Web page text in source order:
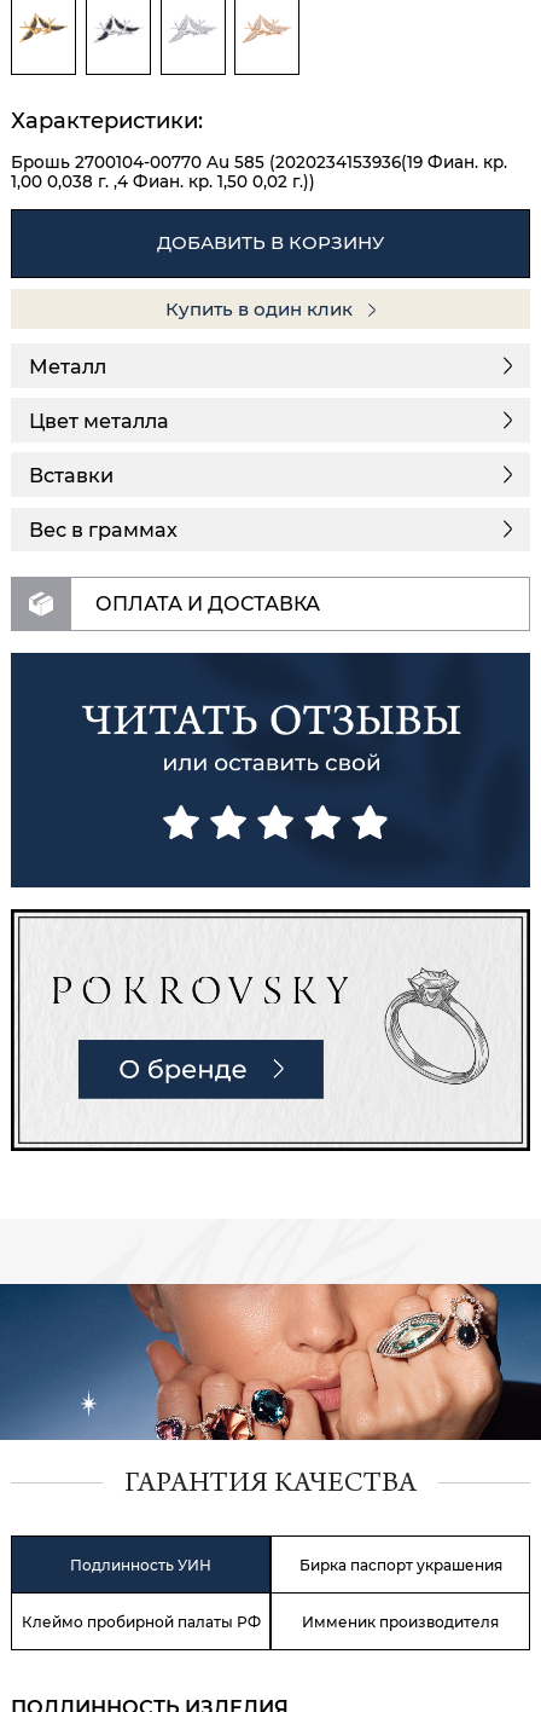
Характеристики:
Брошь 2700104-00770 Au 585 (2020234153936(19 Фиан. кр.
1,00 0,038 г. ,4 Фиан. кр. 1,50 0,02 г.))
ДОБАВИТЬ В КОРЗИНУ
Купить в один клик
Металл
Цвет металла
Вставки
Вес в граммах
ОПЛАТА И ДОСТАВКА
ГАРАНТИЯ КАЧЕСТВА
Подлинность УИН Бирка паспорт украшения
Клеймо пробирной палаты РФ Имменик производителя